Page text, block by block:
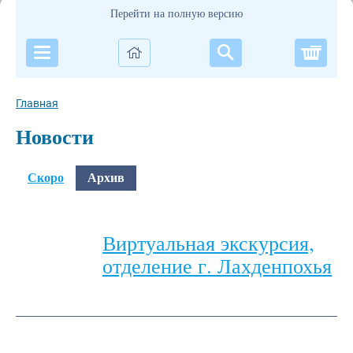
Перейти на полную версию
Главная
Новости
Скоро Архив
Виртуальная экскурсия,
отделение г. Лахденпохья